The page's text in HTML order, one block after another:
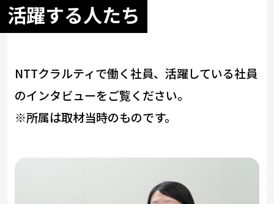
活躍する人たち
NTTクラルティで働く社員、活躍している社員
のインタビューをご覧ください。
※所属は取材当時のものです。